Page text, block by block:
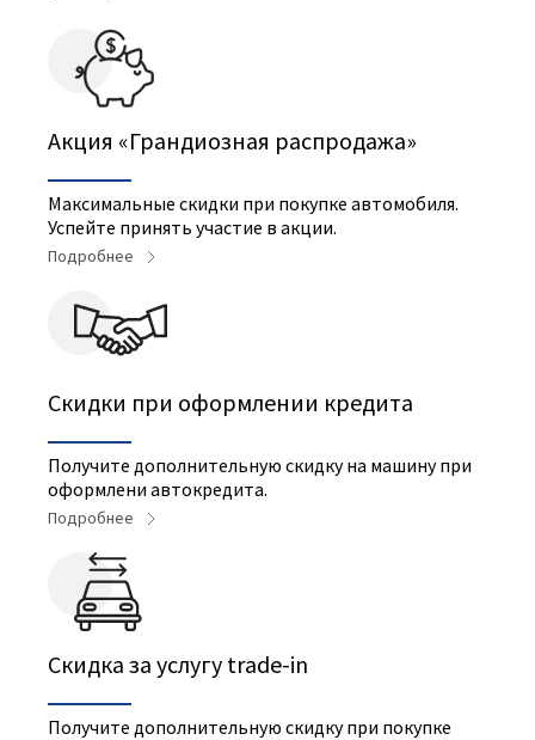
Акция «Грандиозная распродажа»
Максимальные скидки при покупке автомобиля.
Успейте принять участие в акции.
Подробнее
Скидки при оформлении кредита
Получите дополнительную скидку на машину при
оформлени автокредита.
Подробнее
Cкидка за услугу trade-in
Получите дополнительную скидку при покупке